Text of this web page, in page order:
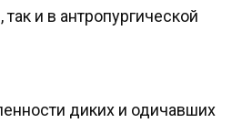
и в антропургической
диких и одичавших